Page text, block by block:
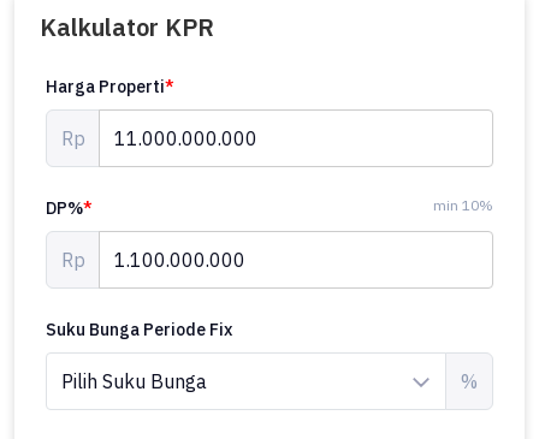
Kalkulator KPR
Harga Properti*
Rp
DP%* min 10%
Rp
Suku Bunga Periode Fix
%